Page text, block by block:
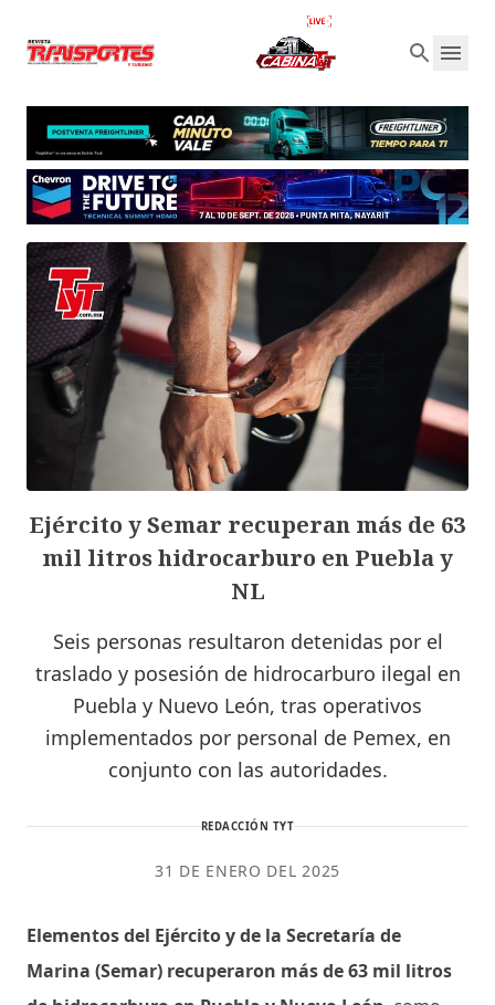
Ejército y Semar recuperan más de 63
mil litros hidrocarburo en Puebla y
NL
Seis personas resultaron detenidas por el
traslado y posesión de hidrocarburo ilegal en
Puebla y Nuevo León, tras operativos
implementados por personal de Pemex, en
conjunto con las autoridades.
REDACCIÓN TYT
31 DE ENERO DEL 2025
Elementos del Ejército y de la Secretaría de
Marina (Semar) recuperaron más de 63 mil litros